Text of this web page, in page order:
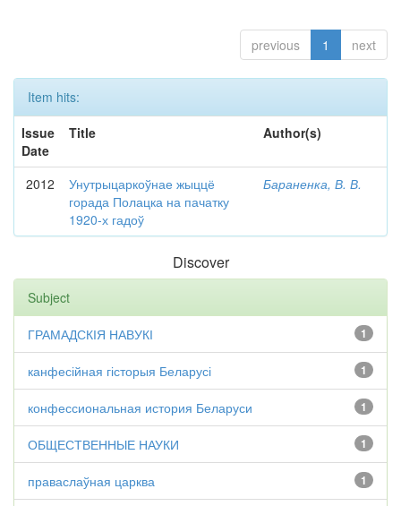
previous 1 next
Item hits:
Issue
Date
Title Author(s)
2012
Унутрыцаркоўнае жыццё
горада Полацка на пачатку
1920-х гадоў
Бараненка, В. В.
Discover
Subject
1
ГРАМАДСКІЯ НАВУКІ
1
канфесійная гісторыя Беларусі
1
конфессиональная история Беларуси
1
ОБЩЕСТВЕННЫЕ НАУКИ
1
праваслаўная царква